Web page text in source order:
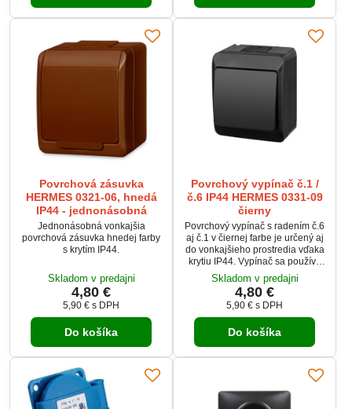
funkčnosť z nej robia ideálne
riešenie pre garáže, pivnice a
altánky.
Povrchová zásuvka
HERMES 0321-06, hnedá
IP44 - jednonásobná
Jednonásobná vonkajšia
povrchová zásuvka hnedej farby
s krytím IP44.
Skladom v predajni
4,80 €
5,90 € s DPH
Do košíka
Povrchový vypínač č.1 /
č.6 IP44 HERMES 0331-09
čierny
Povrchový vypínač s radením č.6
aj č.1 v čiernej farbe je určený aj
do vonkajšieho prostredia vďaka
krytiu IP44. Vypínač sa používa
pre ovládanie vypínania a
zapínania osvetlenia z jedného
miesta alebo aj dvoch miest tzv.
schodickový vypínač.
Skladom v predajni
4,80 €
5,90 € s DPH
Do košíka